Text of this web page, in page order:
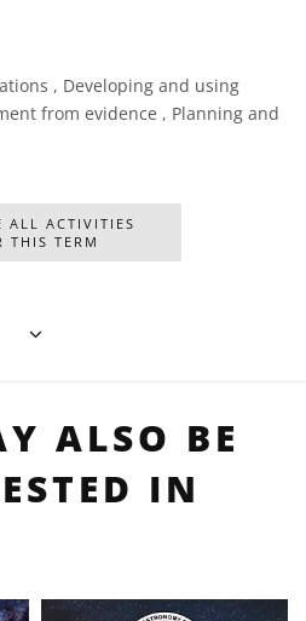
, Developing and using
from evidence , Planning and
ALL ACTIVITIES
THIS TERM
ALSO BE
IN